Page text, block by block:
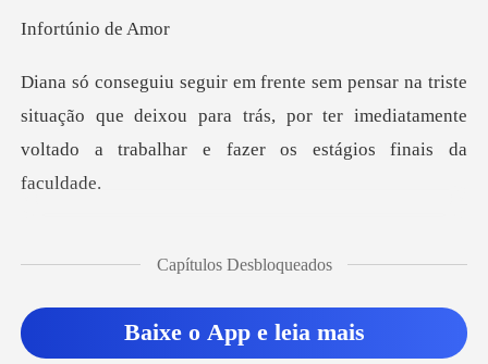
Histórico
Infortún
iste
situação que deixou para trás, por ter imediatamente
v
momento, por sua mãe. E, por
Capítulos Desbloqueados
Baixe o App e leia mais